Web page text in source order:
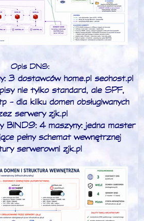
Opis DNS:
3 dostawców home.pl seohost.pl
nie tylko standard, ale SPF,
dla kilku domen obsługiwanych
serwery zjk.pl
BIND9: 4 maszyny: jedna master
pełny schemat wewnętrznej
serwerowni zjk.pl